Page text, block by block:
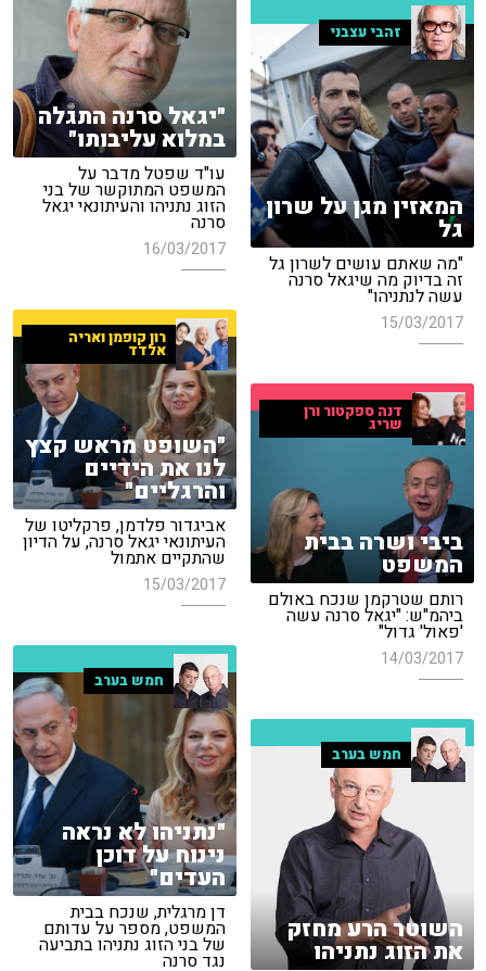
"יגאל סרנה התגלה
במלוא עליבותו"
עו"ד שפטל מדבר על
המשפט המתוקשר של בני
הזוג נתניהו והעיתונאי יגאל
סרנה
16/03/2017
זהבי עצבני
המאזין מגן על שרון
גל
"מה שאתם עושים לשרון גל
זה בדיוק מה שיגאל סרנה
עשה לנתניהו"
15/03/2017
רון קופמן ואריה
אלדד
"השופט מראש קצץ
לנו את הידיים
והרגליים"
אביגדור פלדמן, פרקליטו של
העיתונאי יגאל סרנה, על הדיון
שהתקיים אתמול
15/03/2017
דנה ספקטור ורן
שריג
ביבי ושרה בבית
המשפט
רותם שטרקמן שנכח באולם
ביהמ"ש: "יגאל סרנה עשה
'פאול' גדול"
14/03/2017
חמש בערב
"נתניהו לא נראה
נינוח על דוכן
העדים"
דן מרגלית, שנכח בבית
המשפט, מספר על עדותם
של בני הזוג נתניהו בתביעה
נגד סרנה
חמש בערב
השוטר הרע מחזק
את הזוג נתניהו